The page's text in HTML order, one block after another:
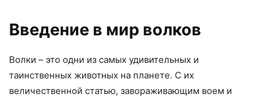
Введение в мир волков
Волки – это одни из самых удивительных и
таинственных животных на планете. С их
величественной статью, завораживающим воем и